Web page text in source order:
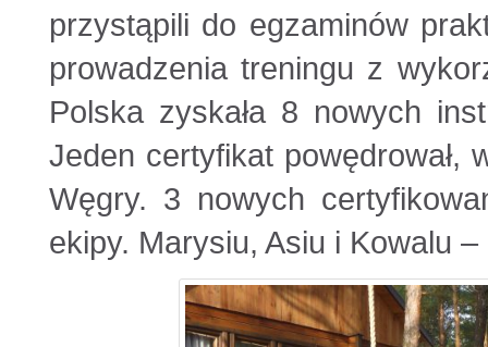
przystąpili do egzaminów
prowadzenia treningu z
Polska zyskała 8 nowych
Jeden certyfikat powędrował,
Węgry. 3 nowych
ekipy. Marysiu, Asiu i Kowalu